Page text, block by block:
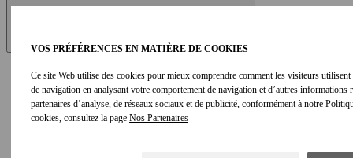
VOS PRÉFÉRENCES EN MATIÈRE DE COOKIES
Ce site Web utilise des cookies pour mieux comprendre comment les visiteurs
de navigation en analysant votre comportement de navigation et d’autres
partenaires d’analyse, de réseaux sociaux et de publicité, conformément à notre
cookies, consultez la page